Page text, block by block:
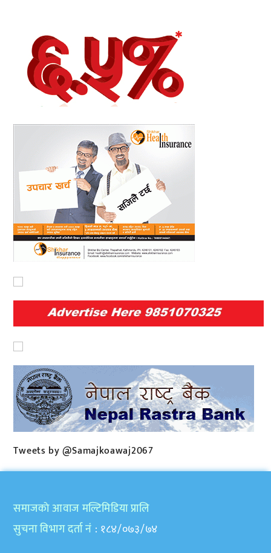
Tweets by @Samajkoawaj2067
समाजकाे आवाज मल्टिमिडिया प्रालि
सुचना विभाग दर्ता नं : १८४/०७३/७४